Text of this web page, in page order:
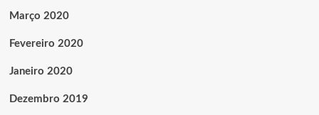
Março 2020
Fevereiro 2020
Janeiro 2020
Dezembro 2019